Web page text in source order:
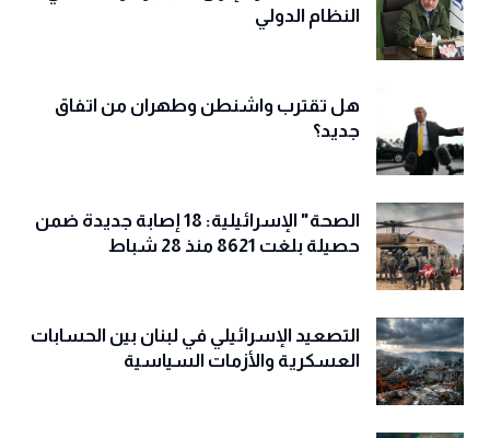
النظام الدولي
هل تقترب واشنطن وطهران من اتفاق
جديد؟
الصحة" الإسرائيلية: 18 إصابة جديدة ضمن
حصيلة بلغت 8621 منذ 28 شباط
التصعيد الإسرائيلي في لبنان بين الحسابات
العسكرية والأزمات السياسية